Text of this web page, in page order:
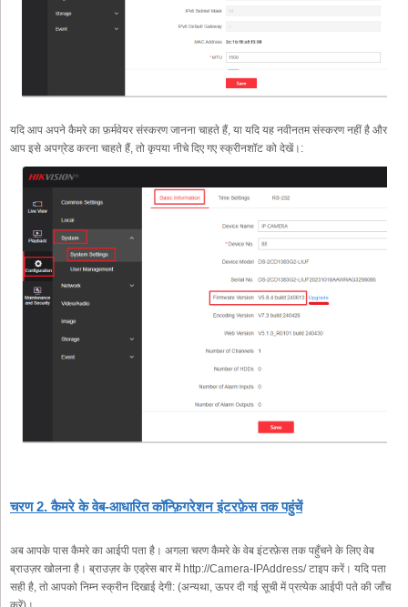
यदि आप अपने कैमरे का फ़र्मवेयर संस्करण जानना चाहते हैं, या यदि यह नवीनतम संस्करण नहीं है और
आप इसे अपग्रेड करना चाहते हैं, तो कृपया नीचे दिए गए स्क्रीनशॉट को देखें।:
चरण 2. कैमरे के वेब-आधारित कॉन्फ़िगरेशन इंटरफ़ेस तक पहुंचें
अब आपके पास कैमरे का आईपी पता है। अगला चरण कैमरे के वेब इंटरफ़ेस तक पहुँचने के लिए वेब
ब्राउज़र खोलना है। ब्राउज़र के एड्रेस बार में http://Camera-IPAddress/ टाइप करें। यदि पता
सही है, तो आपको निम्न स्क्रीन दिखाई देगी: (अन्यथा, ऊपर दी गई सूची में प्रत्येक आईपी पते की जाँच